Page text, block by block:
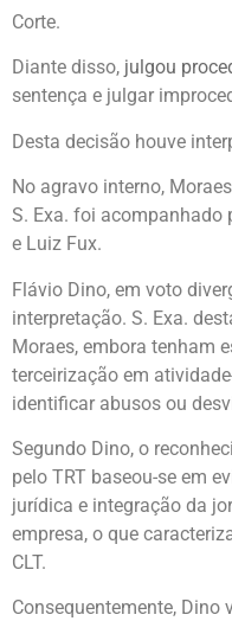
Corte.
Diante disso, julgou
sentença e julgar
Desta decisão houve
No agravo interno,
S. Exa. foi acompanhado
e Luiz Fux.
Flávio Dino, em voto
interpretação. S. Exa.
Moraes, embora tenham
terceirização em
identificar abusos ou
Segundo Dino, o
pelo TRT baseou-se em
jurídica e integração da
empresa, o que
CLT.
Consequentemente,